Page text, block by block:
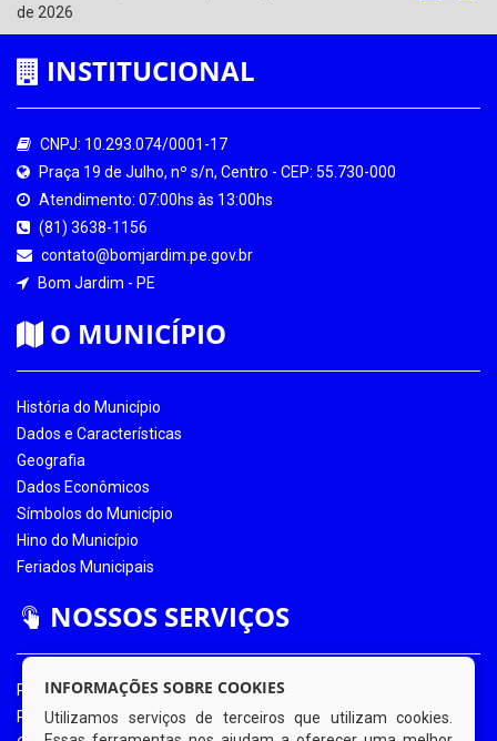
de 2026
INSTITUCIONAL
CNPJ: 10.293.074/0001-17
Praça 19 de Julho, nº s/n, Centro - CEP: 55.730-000
Atendimento: 07:00hs às 13:00hs
(81) 3638-1156
contato@bomjardim.pe.gov.br
Bom Jardim - PE
O MUNICÍPIO
História do Município
Dados e Características
Geografia
Dados Econômicos
Símbolos do Município
Hino do Município
Feriados Municipais
NOSSOS SERVIÇOS
Portal da Transparência
Portal da Transparência COVID-19
INFORMAÇÕES SOBRE COOKIES
Utilizamos serviços de terceiros que utilizam cookies.